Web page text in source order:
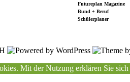
Futureplan Magazine
Bund + Beruf
Schülerplaner
Mit der Nutzung erklären Sie